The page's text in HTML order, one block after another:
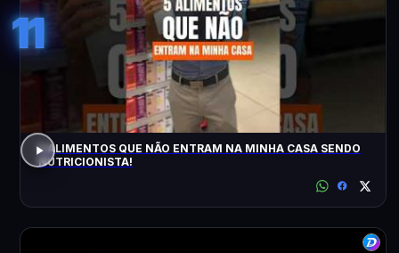
11
5 ALIMENTOS QUE NÃO ENTRAM NA MINHA CASA SENDO
NUTRICIONISTA!